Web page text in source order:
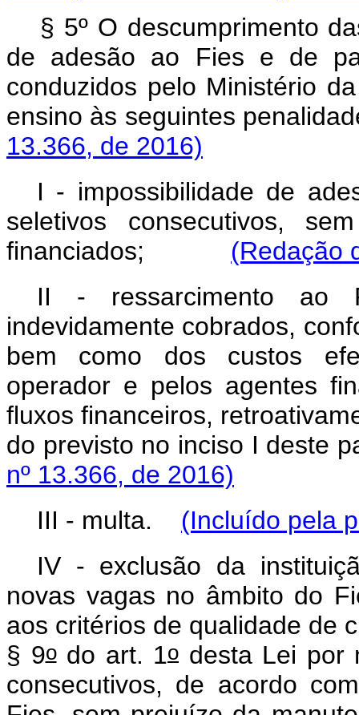
§ 5º O descumprimento
de adesão ao Fies e de
conduzidos pelo Ministério
ensino às seguintes
13.366, de 2016)
I - impossibilidade de
seletivos consecutivos,
financiados; (Redação
II - ressarcimento ao
indevidamente cobrados,
bem como dos custos
operador e pelos agentes
fluxos financeiros,
do previsto no inciso I
nº 13.366, de 2016)
III - multa. (Incluído pela
IV - exclusão da
novas vagas no âmbito do
aos critérios de qualidade de
§ 9odo art. 1o desta Lei por
consecutivos, de acordo